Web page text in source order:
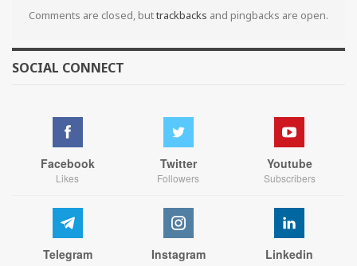
Comments are closed, buttrackbacks and pingbacks are open.
SOCIAL CONNECT
Facebook
Likes
Twitter
Followers
Youtube
Subscribers
Telegram Instagram Linkedin